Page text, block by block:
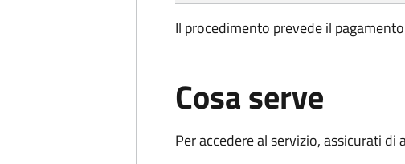
Il procedimento prevede il
Cosa serve
Per accedere al servizio, assicurati di